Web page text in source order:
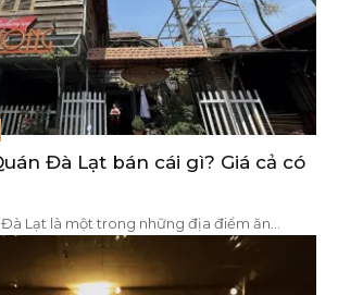
Đà Lạt bán cái gì? Giá cả có
Lạt là một trong những địa điểm ăn